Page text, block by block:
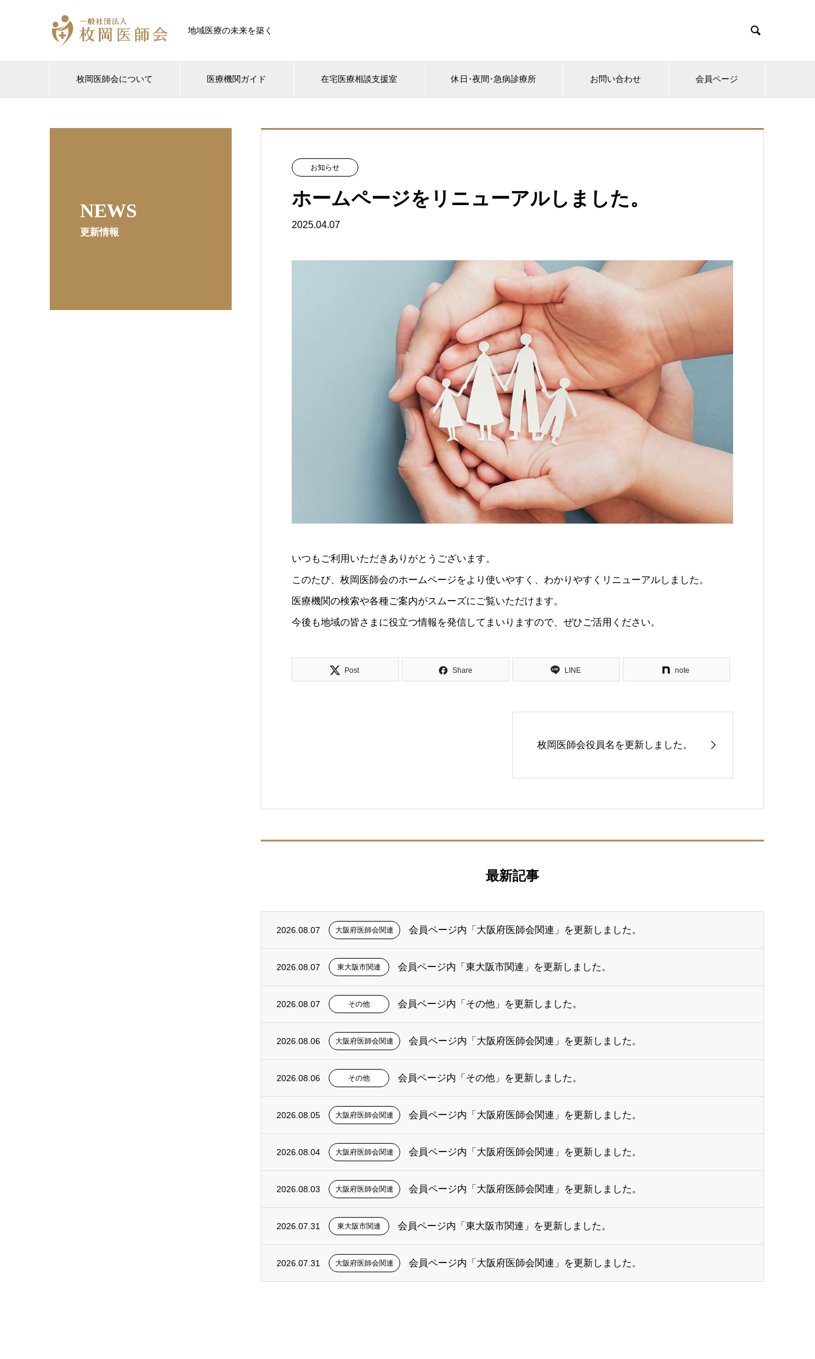
地域医療の未来を築く 
枚岡医師会について 医療機関ガイド 在宅医療相談支援室 休日･夜間･急病診療所 お問い合わせ 会員ページ
NEWS
更新情報
お知らせ
ホームページをリニューアルしました。
2025.04.07
いつもご利用いただきありがとうございます。
このたび、枚岡医師会のホームページをより使いやすく、わかりやすくリニューアルしました。
医療機関の検索や各種ご案内がスムーズにご覧いただけます。
今後も地域の皆さまに役立つ情報を発信してまいりますので、ぜひご活用ください。
Post Share LINE note
枚岡医師会役員名を更新しました。
最新記事
2026.08.07 大阪府医師会関連 会員ページ内「大阪府医師会関連」を更新しました。
2026.08.07 東大阪市関連 会員ページ内「東大阪市関連」を更新しました。
2026.08.07 その他 会員ページ内「その他」を更新しました。
2026.08.06 大阪府医師会関連 会員ページ内「大阪府医師会関連」を更新しました。
2026.08.06 その他 会員ページ内「その他」を更新しました。
2026.08.05 大阪府医師会関連 会員ページ内「大阪府医師会関連」を更新しました。
2026.08.04 大阪府医師会関連 会員ページ内「大阪府医師会関連」を更新しました。
2026.08.03 大阪府医師会関連 会員ページ内「大阪府医師会関連」を更新しました。
2026.07.31 東大阪市関連 会員ページ内「東大阪市関連」を更新しました。
2026.07.31 大阪府医師会関連 会員ページ内「大阪府医師会関連」を更新しました。